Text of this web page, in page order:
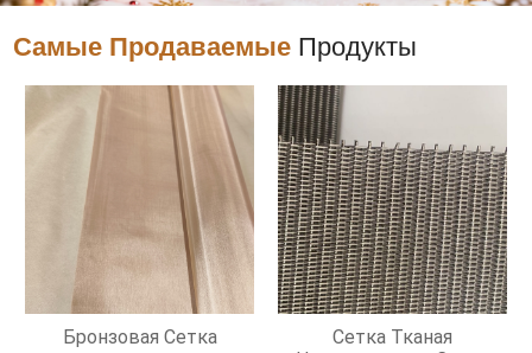
Самые Продаваемые Продукты
Бронзовая Сетка
Сетка Тканая